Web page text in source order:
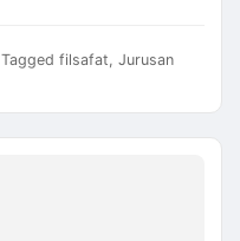
Tagged filsafat, Jurusan